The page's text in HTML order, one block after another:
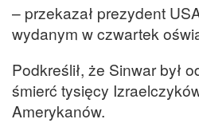
– przekazał prezydent
wydanym w czwartek
Podkreślił, że Sinwar był
śmierć tysięcy
Amerykanów.